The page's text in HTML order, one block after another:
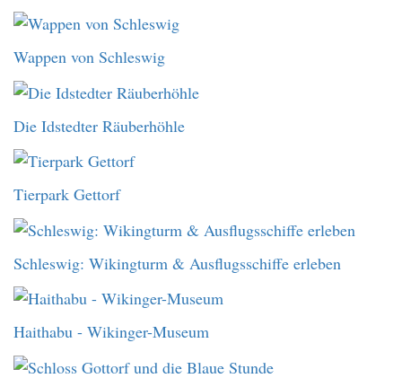
Wappen von Schleswig
Die Idstedter Räuberhöhle
Tierpark Gettorf
Schleswig: Wikingturm & Ausflugsschiffe erleben
Haithabu - Wikinger-Museum